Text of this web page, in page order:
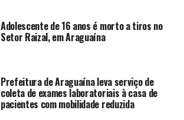
Adolescente de 16 anos é morto a tiros no
Setor Raizal, em Araguaína
Prefeitura de Araguaína leva serviço de
coleta de exames laboratoriais à casa de
pacientes com mobilidade reduzida